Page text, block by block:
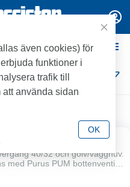
40/32 och golv/vägghuv.
med Purus PUM bottenventil
även cookies) för
funktioner i
trafik till
använda sidan
OK